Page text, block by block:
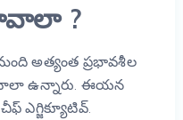
?
అత్యంత ప్రభావశీల
ఉన్నారు. ఈయన
ఎగ్జిక్యూటివ్.